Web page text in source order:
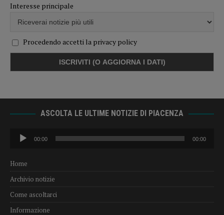
Interesse principale
Procedendo accetti la privacy policy
ASCOLTA LE ULTIME NOTIZIE DI PIACENZA
Audio
Player
00:00 00:00
Home
Archivio notizie
Come ascoltarci
Informazione